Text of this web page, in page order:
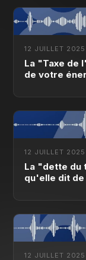
12 JUILLET 2025
La "Taxe de
de votre
12 JUILLET 2025
La "dette du
qu'elle dit
12 JUILLET 2025